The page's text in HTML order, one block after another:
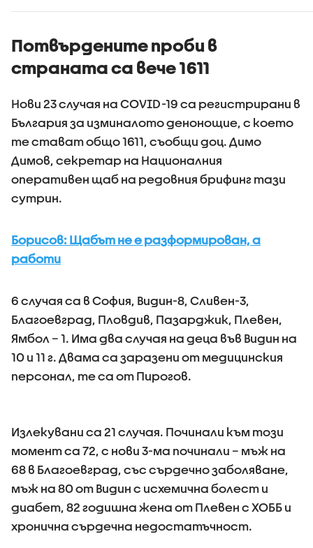
Потвърдените проби в
страната са вече 1611
Нови 23 случая на COVID-19 са регистрирани в
България за изминалото денонощие, с което
те стават общо 1611, съобщи доц. Димо
Димов, секретар на Националния
оперативен щаб на редовния брифинг тази
сутрин.
Борисов: Щабът не е разформирован, а
работи
6 случая са в София, Видин-8, Сливен-3,
Благоевград, Пловдив, Пазарджик, Плевен,
Ямбол – 1. Има два случая на деца във Видин на
10 и 11 г. Двама са заразени от медицинския
персонал, те са от Пирогов.
Излекувани са 21 случая. Починали към този
момент са 72, с нови 3-ма починали – мъж на
68 в Благоевград, със сърдечно заболяване,
мъж на 80 от Видин с исхемична болест и
диабет, 82 годишна жена от Плевен с ХОББ и
хронична сърдечна недостатъчност.